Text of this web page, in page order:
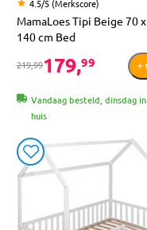
4.5/5 (Merkscore)
MamaLoes Tipi Beige 70 x
140 cm Bed
219,99179,99
Vandaag besteld, dinsdag in
huis